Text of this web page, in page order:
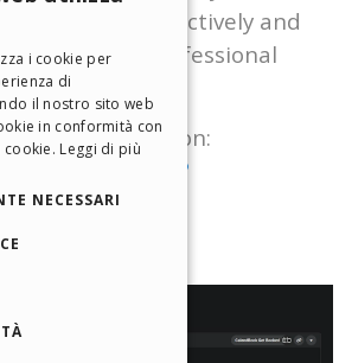
SPANISH
PORTUGUESE
POLISH
i cookie per
di
il nostro sito web
in conformità con
Leggi di più
NECESSARI